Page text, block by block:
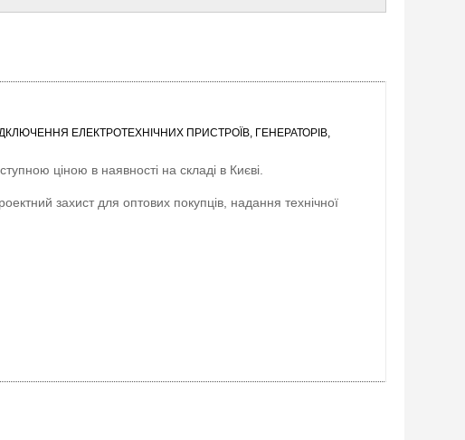
ЕЛЕКТРОТЕХНІЧНИХ ПРИСТРОЇВ, ГЕНЕРАТОРІВ,
ціною в наявності на складі в Києві.
захист для оптових покупців, надання технічної